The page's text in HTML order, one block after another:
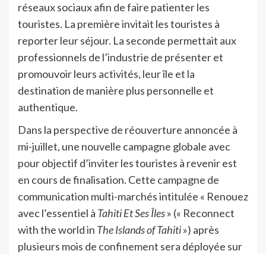
réseaux sociaux afin de faire patienter les
touristes. La première invitait les touristes à
reporter leur séjour. La seconde permettait aux
professionnels de l’industrie de présenter et
promouvoir leurs activités, leur île et la
destination de manière plus personnelle et
authentique.
Dans la perspective de réouverture annoncée à
mi-juillet, une nouvelle campagne globale avec
pour objectif d’inviter les touristes à revenir est
en cours de finalisation. Cette campagne de
communication multi-marchés intitulée « Renouez
avec l’essentiel à Tahiti Et Ses Îles» (« Reconnect
with the world in The Islands of Tahiti») après
plusieurs mois de confinement sera déployée sur